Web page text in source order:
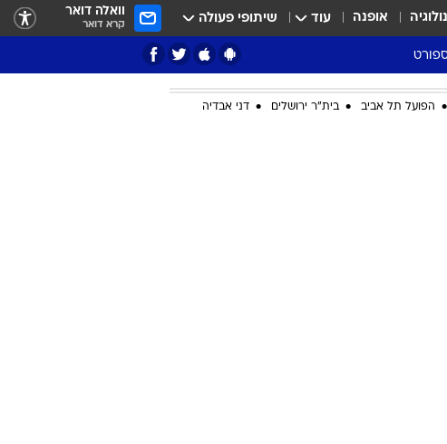
אופנה עוד שיתופי פעולה וואלה דואר
קרא דואר
שבת
הפועל תל אביב בית"ר ירושלים דני אבדיה